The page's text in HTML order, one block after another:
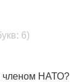
6)
членом НАТО?